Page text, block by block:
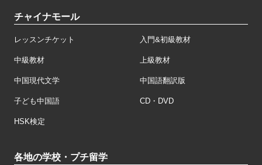
チャイナモール
レッスンチケット 入門&初級教材
中級教材 上級教材
中国現代文学 中国語翻訳版
子ども中国語 CD・DVD
HSK検定
各地の学校・プチ留学